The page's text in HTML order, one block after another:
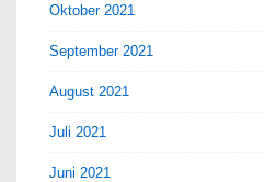
Oktober 2021
September 2021
August 2021
Juli 2021
Juni 2021